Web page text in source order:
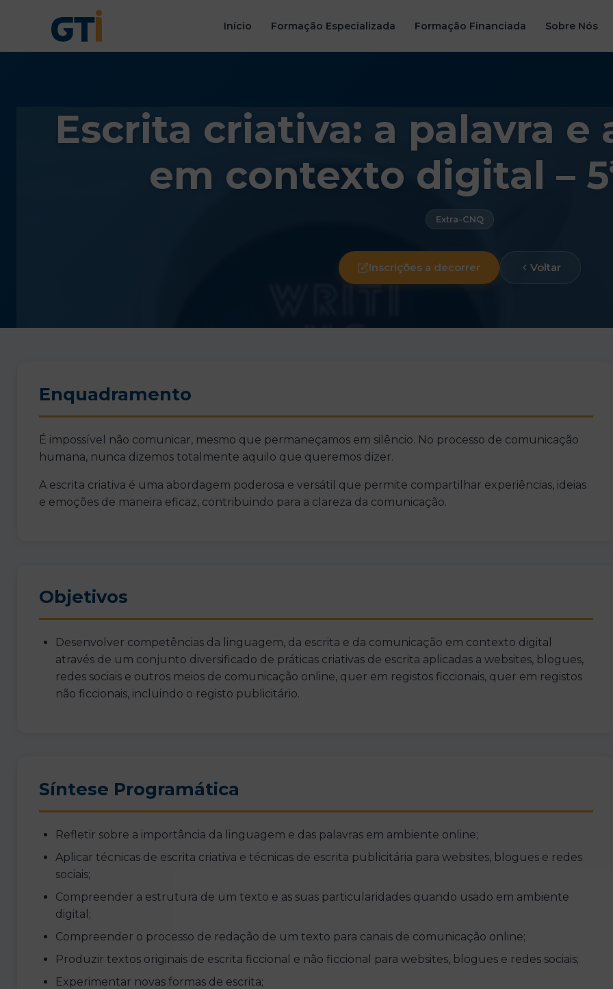
Início Formação Especializada Formação Financiada Sobre Nós
Escrita criativa: a palavra e
em contexto digital –
Extra-CNQ
Inscrições a decorrer Voltar
Enquadramento
É impossível não comunicar, mesmo que permaneçamos em silêncio. No processo de comunicação
humana, nunca dizemos totalmente aquilo que queremos dizer.
A escrita criativa é uma abordagem poderosa e versátil que permite compartilhar experiências, ideias
e emoções de maneira eficaz, contribuindo para a clareza da comunicação.
Objetivos
Desenvolver competências da linguagem, da escrita e da comunicação em contexto digital
através de um conjunto diversificado de práticas criativas de escrita aplicadas a websites, blogues,
redes sociais e outros meios de comunicação online, quer em registos ficcionais, quer em registos
não ficcionais, incluindo o registo publicitário.
Síntese Programática
Refletir sobre a importância da linguagem e das palavras em ambiente online;
Aplicar técnicas de escrita criativa e técnicas de escrita publicitária para websites, blogues e redes
sociais;
Compreender a estrutura de um texto e as suas particularidades quando usado em ambiente
digital;
Compreender o processo de redação de um texto para canais de comunicação online;
Produzir textos originais de escrita ficcional e não ficcional para websites, blogues e redes sociais;
Experimentar novas formas de escrita;